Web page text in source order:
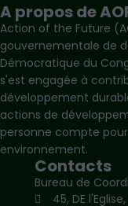
A propos de
Action of the Future
gouvernementale de
Démocratique du
s'est engagée à
développement
actions de
personne compte
environnement.
Contacts
Bureau de
45, DE